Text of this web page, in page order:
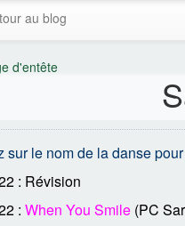
au blog
sur le nom de la danse
: Révision
: When You Smile (PC